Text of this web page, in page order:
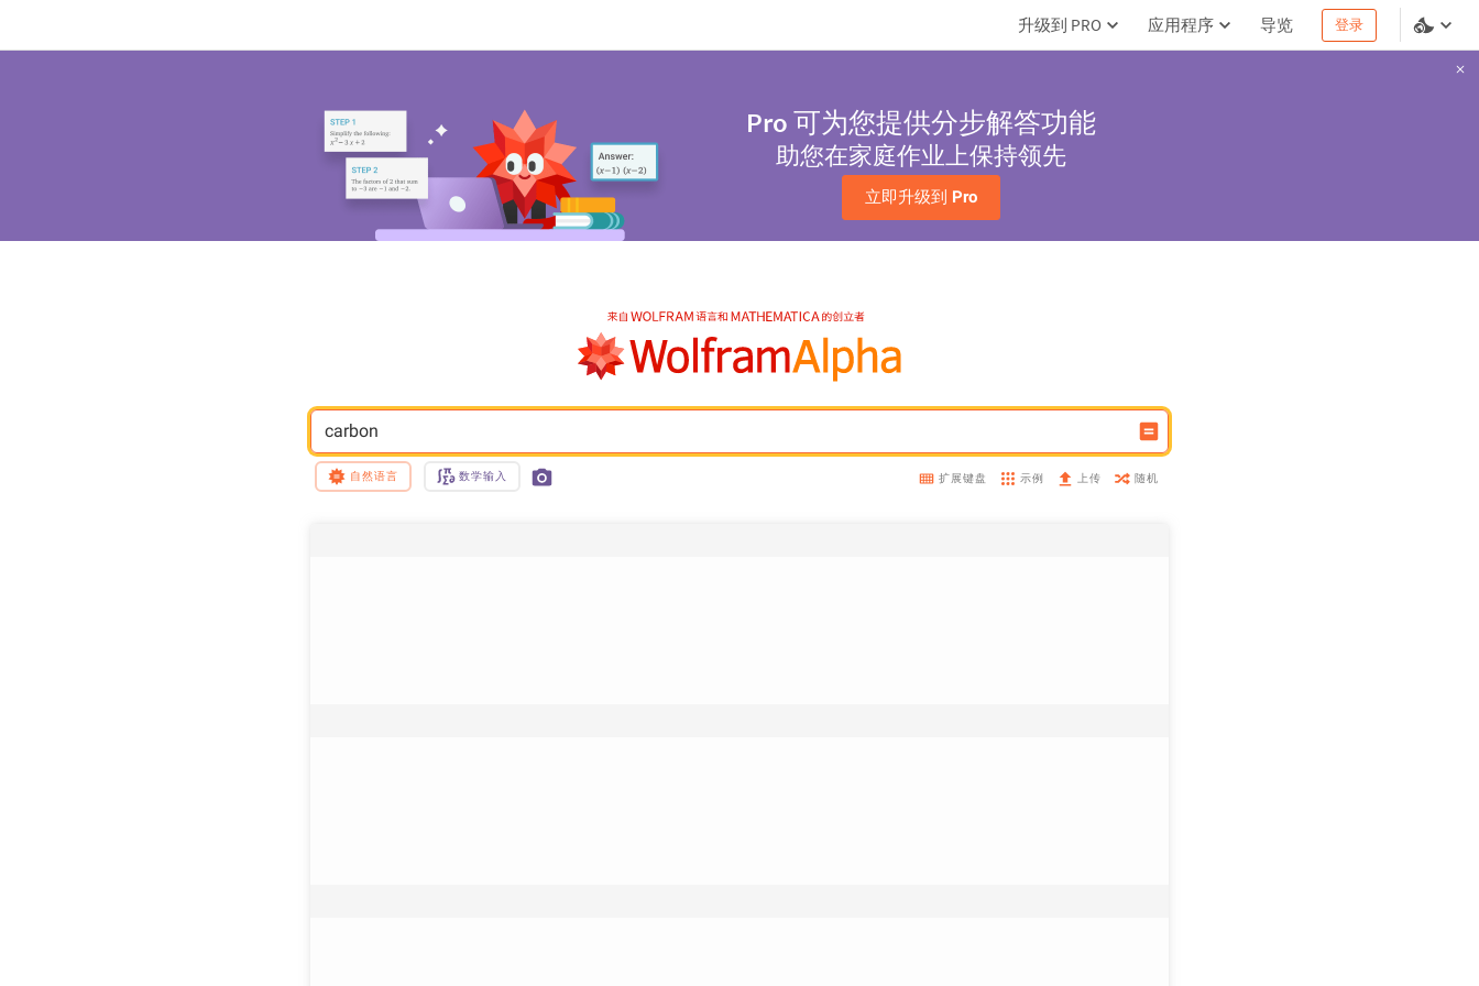
升级到 PRO 应用程序 导览 登录
Pro可为您提供分步解答功能
助您在家庭作业上保持领先
立即升级到 Pro
carbon
自然语言 数学输入 扩展键盘 示例 上传 随机